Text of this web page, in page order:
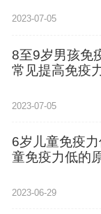
2023-07-05
8至9岁男孩免
常见提高免疫
2023-07-05
6岁儿童免疫
童免疫力低的
2023-06-29